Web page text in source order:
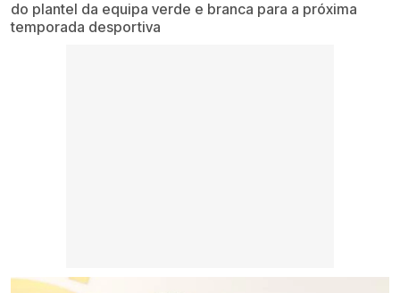
do plantel da equipa verde e branca para a próxima
temporada desportiva